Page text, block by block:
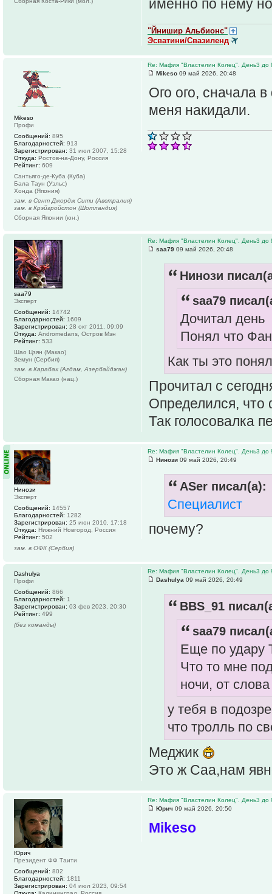
именно по нему
"Йнишир Альбионс"
Эсватини/Свазиленд
Re: Мафия "Властелин Колец". День3 до
Mikeso 09 май 2026, 20:48
Ого ого, сначала
меня накидали.
Mikeso
Профи
Сообщений: 895
Благодарностей: 913
Зарегистрирован: 31 июл 2007, 15:28
Откуда: Ростов-на-Дону, Россия
Рейтинг: 609
Сантьяго-де-Куба (Куба)
Бала Таун (Уэльс)
Хонда (Япония)
зам. в Сент Джордж Сити (Австралия)
зам. в Крэйгройстон (Шотландия)
Сборная Японии (юн.)
Re: Мафия "Властелин Колец". День3 до
saa79 09 май 2026, 20:48
Нинози
saa79
Дочитал день
Понял что
Как ты это
Прочитал с
Определился, что
Так голосовалка
saa79
Эксперт
Сообщений: 14742
Благодарностей: 1609
Зарегистрирован: 28 окт 2011, 09:09
Откуда: Andromedans, Остров Мэн
Рейтинг: 533
Шао Цзян (Макао)
Земун (Сербия)
зам. в Карабах (Агдам, Азербайджан)
Сборная Макао (нац.)
Re: Мафия "Властелин Колец". День3 до
Нинози 09 май 2026, 20:49
ASer писал(а):
Специалист
почему?
Нинози
Эксперт
Сообщений: 14557
Благодарностей: 1282
Зарегистрирован: 25 июн 2010, 17:18
Откуда: Нижний Новгород, Россия
Рейтинг: 502
зам. в ОФК (Сербия)
Re: Мафия "Властелин Колец". День3 до
Dashulya 09 май 2026, 20:49
BBS_91
saa79
Еще по удару
Что то мне
ночи, от
у тебя в
что тролль по
Меджик
Это ж Саа,нам
Dashulya
Профи
Сообщений: 866
Благодарностей: 1
Зарегистрирован: 03 фев 2023, 20:30
Рейтинг: 499
(без команды)
Re: Мафия "Властелин Колец". День3 до
Юрич 09 май 2026, 20:50
Mikeso
Юрич
Президент ФФ Таити
Сообщений: 802
Благодарностей: 1811
Зарегистрирован: 04 июл 2023, 09:54